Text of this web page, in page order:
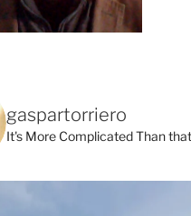
gaspartorriero
It's More Complicated Than